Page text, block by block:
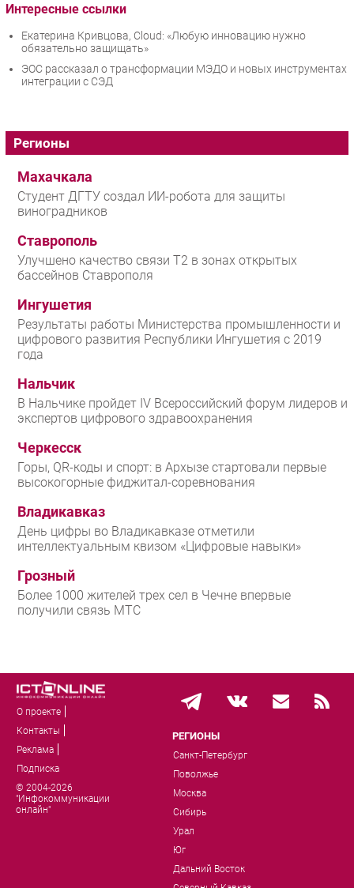
Интересные ссылки
Екатерина Кривцова, Cloud: «Любую инновацию нужно
обязательно защищать»
ЭОС рассказал о трансформации МЭДО и новых инструментах
интеграции с СЭД
Регионы
Махачкала
Студент ДГТУ создал ИИ-робота для защиты
виноградников
Ставрополь
Улучшено качество связи T2 в зонах открытых
бассейнов Ставрополя
Ингушетия
Результаты работы Министерства промышленности и
цифрового развития Республики Ингушетия с 2019
года
Нальчик
В Нальчике пройдет IV Всероссийский форум лидеров и
экспертов цифрового здравоохранения
Черкесск
Горы, QR-коды и спорт: в Архызе стартовали первые
высокогорные фиджитал-соревнования
Владикавказ
День цифры во Владикавказе отметили
интеллектуальным квизом «Цифровые навыки»
Грозный
Более 1000 жителей трех сел в Чечне впервые
получили связь МТС
О проекте
Контакты
Реклама
Подписка
© 2004-2026
"Инфокоммуникации
онлайн"
РЕГИОНЫ
Санкт-Петербург
Поволжье
Москва
Сибирь
Урал
Юг
Дальний Восток